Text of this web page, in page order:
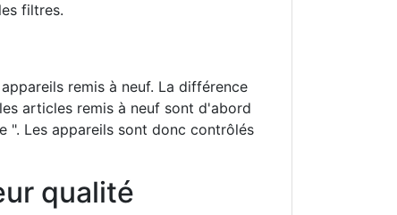
filtres.
remis à neuf. La différence
articles remis à neuf sont d'abord
". Les appareils sont donc contrôlés
qualité